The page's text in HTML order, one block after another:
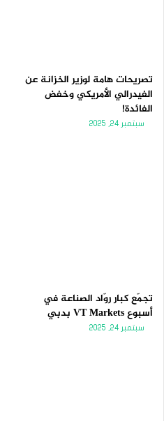
تصريحات هامة لوزير الخزانة عن
الفيدرالي الأمريكي وخفض
الفائدة!
سبتمبر 24, 2025
تجمّع كبار روّاد الصناعة في
أسبوع VT Markets بدبي
سبتمبر 24, 2025